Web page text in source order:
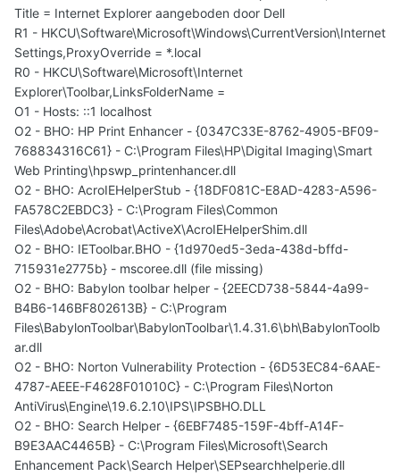
Title = Internet Explorer aangeboden door Dell
R1 - HKCU\Software\Microsoft\Windows\CurrentVersion\Internet
Settings,ProxyOverride = *.local
R0 - HKCU\Software\Microsoft\Internet
Explorer\Toolbar,LinksFolderName =
O1 - Hosts: ::1 localhost
O2 - BHO: HP Print Enhancer - {0347C33E-8762-4905-BF09-
768834316C61} - C:\Program Files\HP\Digital Imaging\Smart
Web Printing\hpswp_printenhancer.dll
O2 - BHO: AcroIEHelperStub - {18DF081C-E8AD-4283-A596-
FA578C2EBDC3} - C:\Program Files\Common
Files\Adobe\Acrobat\ActiveX\AcroIEHelperShim.dll
O2 - BHO: IEToolbar.BHO - {1d970ed5-3eda-438d-bffd-
715931e2775b} - mscoree.dll (file missing)
O2 - BHO: Babylon toolbar helper - {2EECD738-5844-4a99-
B4B6-146BF802613B} - C:\Program
Files\BabylonToolbar\BabylonToolbar\1.4.31.6\bh\BabylonToolb
ar.dll
O2 - BHO: Norton Vulnerability Protection - {6D53EC84-6AAE-
4787-AEEE-F4628F01010C} - C:\Program Files\Norton
AntiVirus\Engine\19.6.2.10\IPS\IPSBHO.DLL
O2 - BHO: Search Helper - {6EBF7485-159F-4bff-A14F-
B9E3AAC4465B} - C:\Program Files\Microsoft\Search
Enhancement Pack\Search Helper\SEPsearchhelperie.dll